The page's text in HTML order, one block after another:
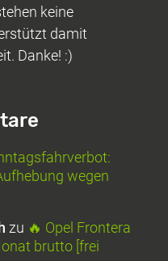
keine
damit
Danke! :)
wegen
zu 🔥 Opel Frontera
brutto [frei